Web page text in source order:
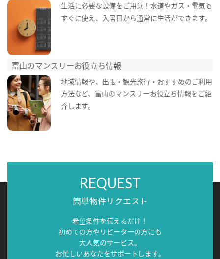
生活に必要な設備をご用意！水道やガス・電気も
すぐに使え、入居日から通常に生活ができます。
富山のマンスリーお役立ち情報
地域情報や、出張・観光旅行・おすすめのご利用
方法など、富山のマンスリーお役立ち情報をご紹
介します。
REQUEST
簡単物件リクエスト
希望条件を伝えるだけ！
初めての方やリピーターの方にも
大人気のサービス。
お忙しいあなたをサポートします。